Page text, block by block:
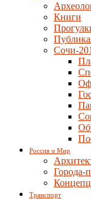
Книги
Сочи-
Россия и Мир
Города-
Транспорт